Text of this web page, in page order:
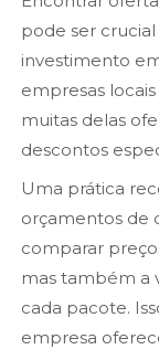
pode ser
investimento
empresas
muitas delas
descontos
Uma prática
orçamentos de
comparar
mas também a
cada pacote.
empresa